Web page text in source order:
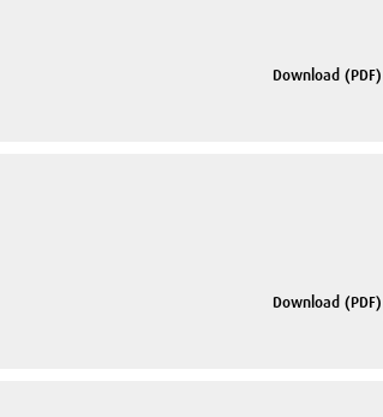
Download (PDF)
Download (PDF)